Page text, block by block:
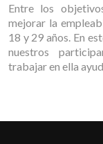
Entre los
mejorar la
18 y 29 años. En
nuestros
trabajar en ella